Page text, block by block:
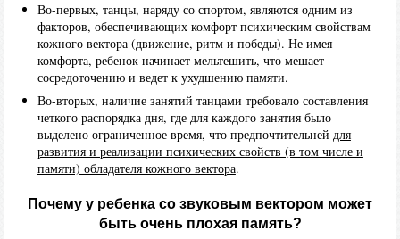
Во-первых, танцы, наряду со спортом, являются одним из
факторов, обеспечивающих комфорт психическим свойствам
кожного вектора (движение, ритм и победы). Не имея
комфорта, ребенок начинает мельтешить, что мешает
сосредоточению и ведет к ухудшению памяти.
Во-вторых, наличие занятий танцами требовало составления
четкого распорядка дня, где для каждого занятия было
выделено ограниченное время, что предпочтительней для
развития и реализации психических свойств (в том числе и
памяти) обладателя кожного вектора.
Почему у ребенка со звуковым вектором может
быть очень плохая память?